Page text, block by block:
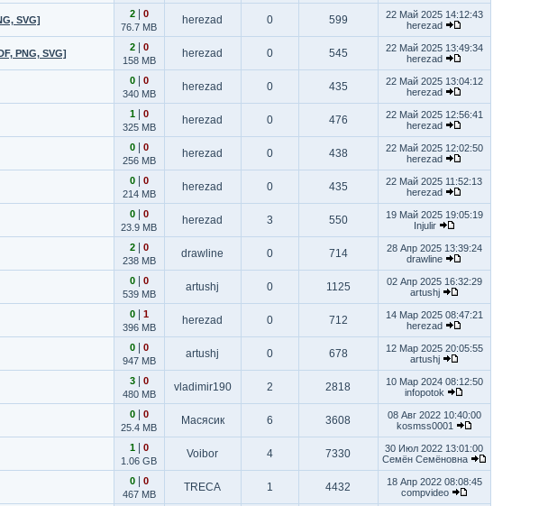
SVG]
2|
0
76.7 MB
herezad 0 599
22 Май 2025 14:12:43
herezad
PNG, SVG]
2|
0
158 MB
herezad 0 545
22 Май 2025 13:49:34
herezad
0|
0
340 MB
herezad 0 435
22 Май 2025 13:04:12
herezad
1|
0
325 MB
herezad 0 476
22 Май 2025 12:56:41
herezad
0|
0
256 MB
herezad 0 438
22 Май 2025 12:02:50
herezad
0|
0
214 MB
herezad 0 435
22 Май 2025 11:52:13
herezad
0|
0
23.9 MB
herezad 3 550
19 Май 2025 19:05:19
Injulir
2|
0
238 MB
drawline 0 714
28 Апр 2025 13:39:24
drawline
0|
0
539 MB
artushj 0 1125
02 Апр 2025 16:32:29
artushj
0|
1
396 MB
herezad 0 712
14 Мар 2025 08:47:21
herezad
0|
0
947 MB
artushj 0 678
12 Мар 2025 20:05:55
artushj
3|
0
480 MB
vladimir190 2 2818
10 Мар 2024 08:12:50
infopotok
0|
0
25.4 MB
Масясик 6 3608
08 Авг 2022 10:40:00
kosmss0001
1|
0
1.06 GB
Voibor 4 7330
30 Июл 2022 13:01:00
Семён Семёновна
0|
0
467 MB
TRECA 1 4432
18 Апр 2022 08:08:45
compvideo